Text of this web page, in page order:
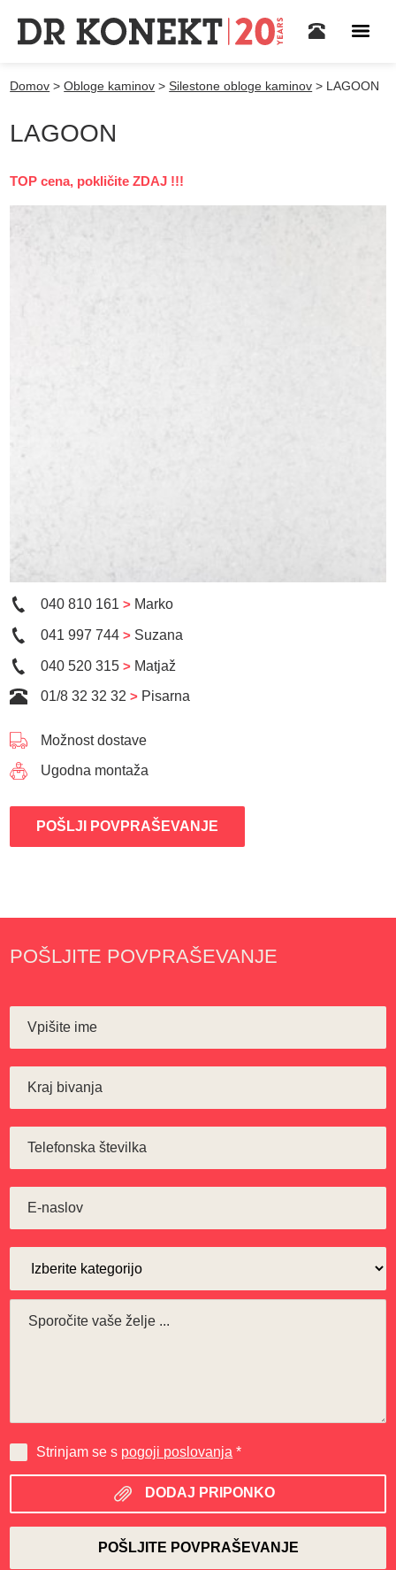
Domov >Obloge kaminov >Silestone obloge kaminov > LAGOON
LAGOON
TOP cena, pokličite ZDAJ !!!
040 810 161> Marko
041 997 744> Suzana
040 520 315> Matjaž
01/8 32 32 32> Pisarna
Možnost dostave
Ugodna montaža
POŠLJI POVPRAŠEVANJE
POŠLJITE POVPRAŠEVANJE
Strinjam se s pogoji poslovanja *
DODAJ PRIPONKO